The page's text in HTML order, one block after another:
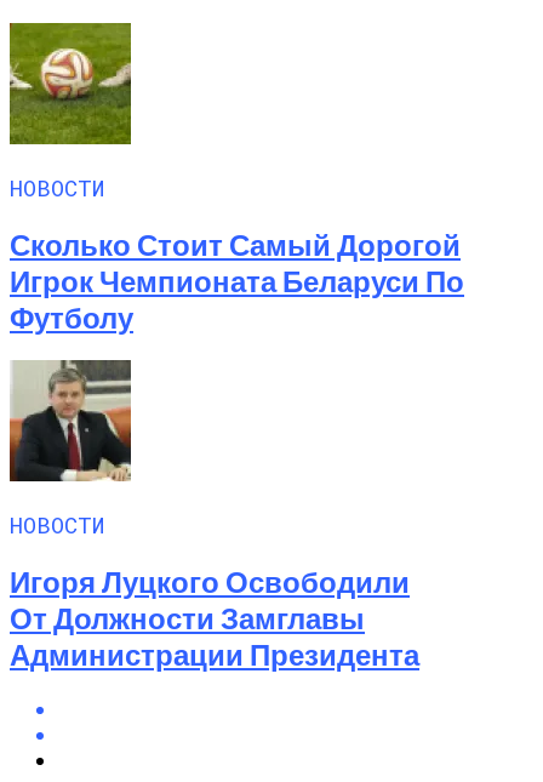
НОВОСТИ
Сколько Стоит Самый Дорогой
Игрок Чемпионата Беларуси По
Футболу
НОВОСТИ
Игоря Луцкого Освободили
От Должности Замглавы
Администрации Президента